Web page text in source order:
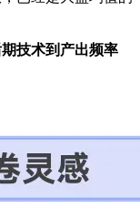
技术到产出频率